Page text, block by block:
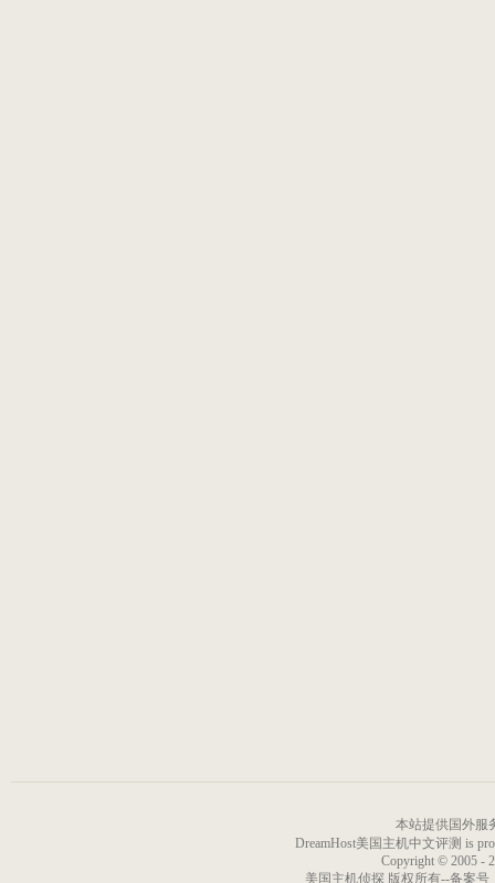
本站提供国外服
DreamHost美国主机中文评测 is
Copyright © 2005 -
美国主机侦探 版权所有--备案号